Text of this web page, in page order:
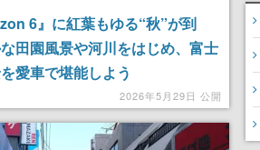
6』に紅葉もゆる“秋”が到
田園風景や河川をはじめ、富士
愛車で堪能しよう
2026年5月29日 公開